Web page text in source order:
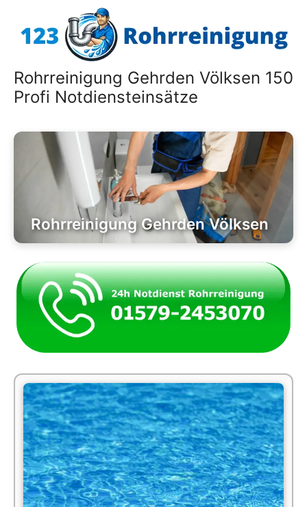
Inhalt
Rohrreinigung Gehrden Völksen 150
Profi Notdiensteinsätze
Rohrreinigung Gehrden Völksen